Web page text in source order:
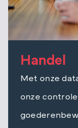
Audit &
Werken
Sectoren
Handel
Met onze
onze